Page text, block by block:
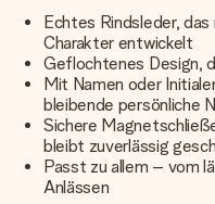
Echtes Rindsleder,
Charakter entwickelt
Geflochtenes Design,
Mit Namen oder
bleibende persönliche
Sichere
bleibt zuverlässig
Passt zu allem – vom
Anlässen